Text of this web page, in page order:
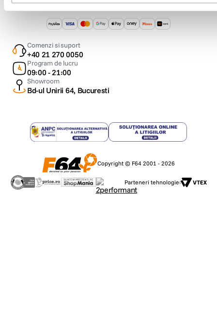
Metode de plata
Comenzi si suport
+40 21 270 0050
Program de lucru
09:00 - 21:00
Showroom
Bd-ul Unirii 64, Bucuresti
Copyright © F64 2001 - 2026
Parteneri tehnologie: